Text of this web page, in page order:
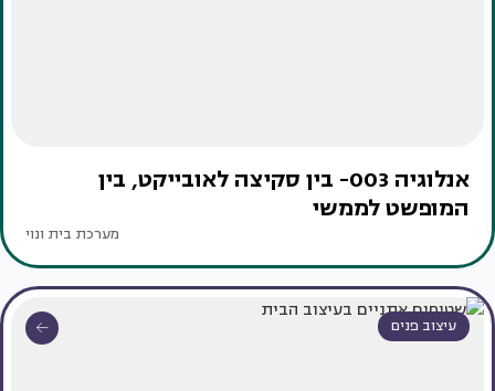
אנלוגיה 003- בין סקיצה לאובייקט, בין
המופשט לממשי
מערכת בית ונוי
עיצוב פנים